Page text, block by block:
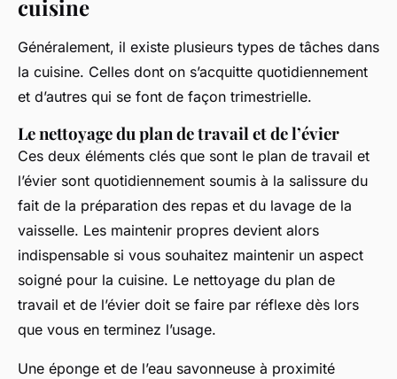
cuisine
Généralement, il existe plusieurs types de tâches dans
la cuisine. Celles dont on s’acquitte quotidiennement
et d’autres qui se font de façon trimestrielle.
Le nettoyage du plan de travail et de l’évier
Ces deux éléments clés que sont le plan de travail et
l’évier sont quotidiennement soumis à la salissure du
fait de la préparation des repas et du lavage de la
vaisselle. Les maintenir propres devient alors
indispensable si vous souhaitez maintenir un aspect
soigné pour la cuisine. Le nettoyage du plan de
travail et de l’évier doit se faire par réflexe dès lors
que vous en terminez l’usage.
Une éponge et de l’eau savonneuse à proximité